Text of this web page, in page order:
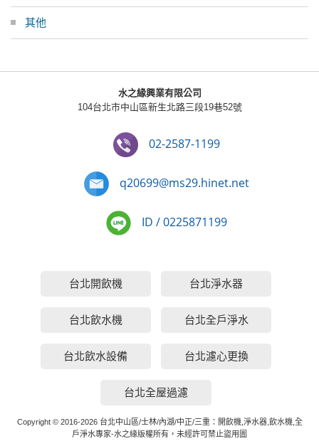
其他
水之緣興業有限公司
104台北市中山區新生北路三段19巷52號
02-2587-1199
q20699@ms29.hinet.net
ID / 0225871199
台北開飲機 台北淨水器
台北飲水機 台北全戶淨水
台北飲水設備 台北濾心更換
台北全屋過濾
Copyright © 2016-2026 台北中山區/士林/內湖/中正/三重：開飲機,淨水器,飲水機,全
戶淨水專家-水之緣版權所有，未經許可禁止盜用圖